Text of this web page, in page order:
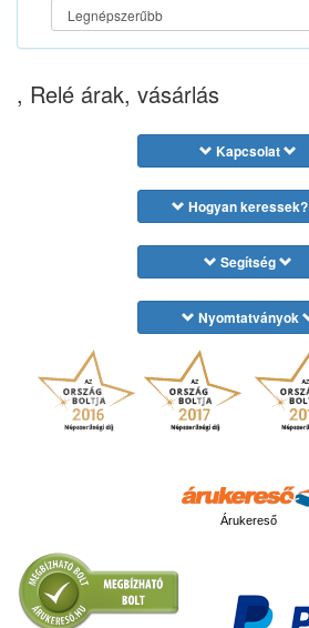
, Relé árak, vásárlás
Kapcsolat
Hogyan keressek?
Segítség
Nyomtatványok
Árukereső